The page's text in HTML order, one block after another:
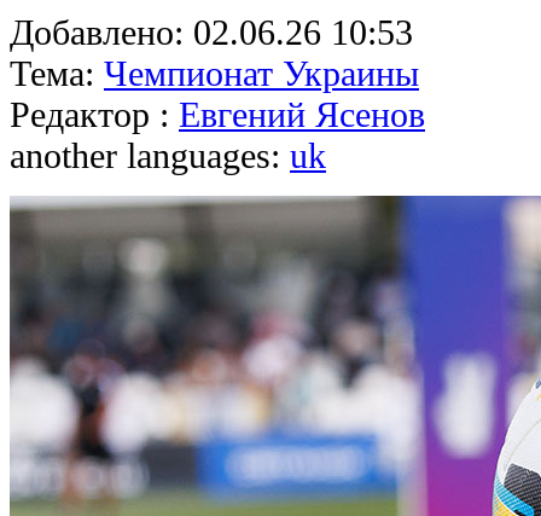
Добавлено: 02.06.26 10:53
Тема: Чемпионат Украины
Редактор : Евгений Ясенов
another languages: uk